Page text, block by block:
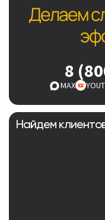
Найдем
Делаем
8
MAX